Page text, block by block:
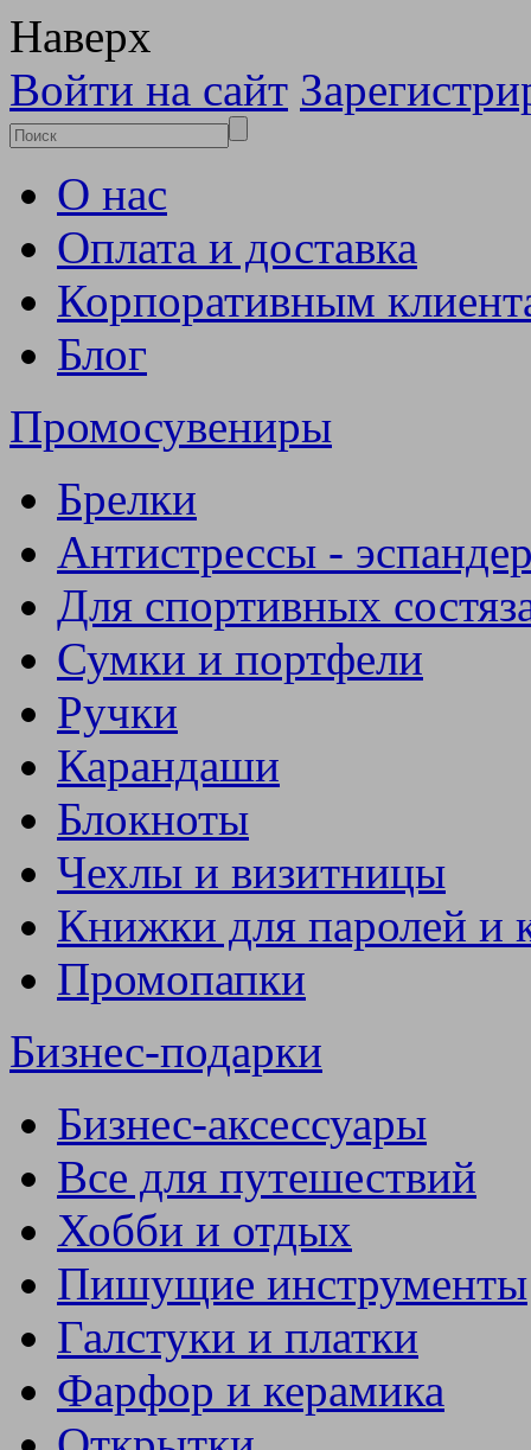
Наверх
Войти на сайт
О нас
Оплата и доставка
Корпоративным
Блог
Промосувениры
Брелки
Антистрессы -
Для спортивных
Сумки и портфели
Ручки
Карандаши
Блокноты
Чехлы и визитницы
Книжки для паролей и
Промопапки
Бизнес-подарки
Бизнес-аксессуары
Все для путешествий
Хобби и отдых
Пишущие инструменты
Галстуки и платки
Фарфор и керамика